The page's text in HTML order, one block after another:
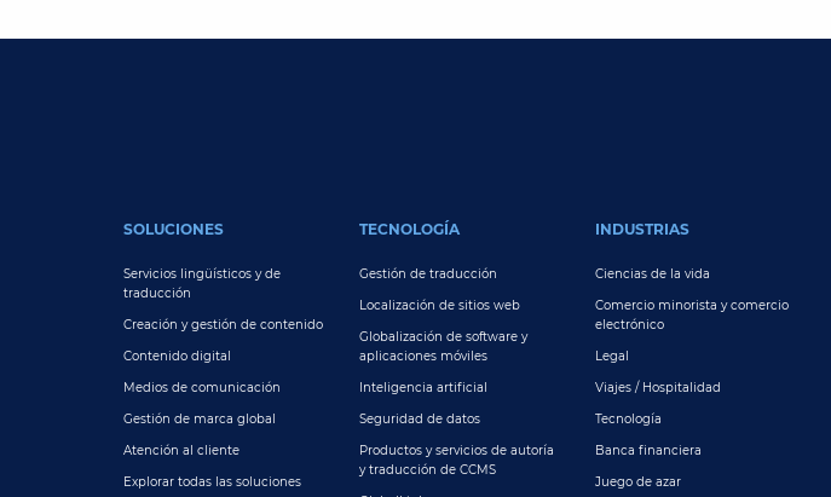
SOLUCIONES
Servicios lingüísticos y de
traducción
Creación y gestión de contenido
Contenido digital
Medios de comunicación
Gestión de marca global
Atención al cliente
Explorar todas las soluciones
TECNOLOGÍA
Gestión de traducción
Localización de sitios web
Globalización de software y
aplicaciones móviles
Inteligencia artificial
Seguridad de datos
Productos y servicios de autoría
y traducción de CCMS
INDUSTRIAS
Ciencias de la vida
Comercio minorista y comercio
electrónico
Legal
Viajes / Hospitalidad
Tecnología
Banca financiera
Juego de azar